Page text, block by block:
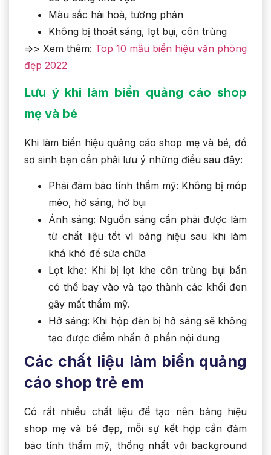
Màu sắc hài hoà, tương phản
Không bị thoát sáng, lọt bụi, côn trùng
=>> Xem thêm: Top 10 mẫu biển hiệu văn phòng
đẹp 2022
Lưu ý khi làm biển quảng cáo shop
mẹ và bé
Khi làm biển hiệu quảng cáo shop mẹ và bé, đồ
sơ sinh bạn cần phải lưu ý những điều sau đây:
Phải đảm bảo tính thẩm mỹ: Không bị móp
méo, hở sáng, hở bụi
Ánh sáng: Nguồn sáng cần phải được làm
từ chất liệu tốt vì bảng hiệu sau khi làm
khá khó để sửa chữa
Lọt khe: Khi bị lọt khe côn trùng bụi bẩn
có thể bay vào và tạo thành các khối đen
gây mất thẩm mỹ.
Hở sáng: Khi hộp đèn bị hở sáng sẽ không
tạo được điểm nhấn ở phần nội dung
Các chất liệu làm biển quảng
cáo shop trẻ em
Có rất nhiều chất liệu để tạo nên bảng hiệu
shop mẹ và bé đẹp, mỗi sự kết hợp cần đảm
bảo tính thẩm mỹ, thống nhất với background